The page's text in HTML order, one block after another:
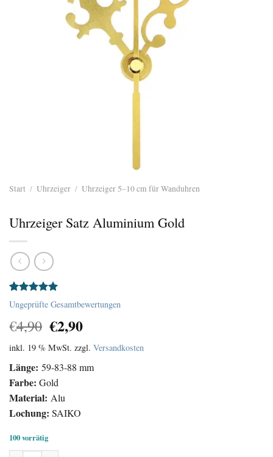
Start / Uhrzeiger / Uhrzeiger 5–10 cm für Wanduhren
Uhrzeiger Satz Aluminium Gold
Bewertet
mit5.00
von 5,
basierend
2
Kundenbewertungen
Ungeprüfte Gesamtbewertungen
€4,90 Ursprünglicher
Preis
war:
€4,90
€2,90Aktueller
Preis
ist:
€2,90.
inkl. 19 % MwSt. zzgl. Versandkosten
Länge: 59-83-88 mm
Farbe: Gold
Material: Alu
Lochung: SAIKO
100 vorrätig